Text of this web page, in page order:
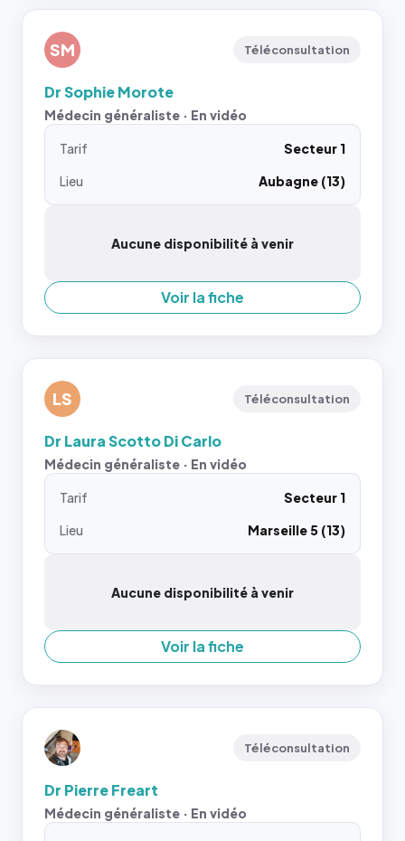
SM Téléconsultation
Dr Sophie Morote
Médecin généraliste · En vidéo
Tarif
Secteur 1
Lieu
Aubagne (13)
Aucune disponibilité à venir
Voir la fiche
LS Téléconsultation
Dr Laura Scotto Di Carlo
Médecin généraliste · En vidéo
Tarif
Secteur 1
Lieu
Marseille 5 (13)
Aucune disponibilité à venir
Voir la fiche
Téléconsultation
Dr Pierre Freart
Médecin généraliste · En vidéo